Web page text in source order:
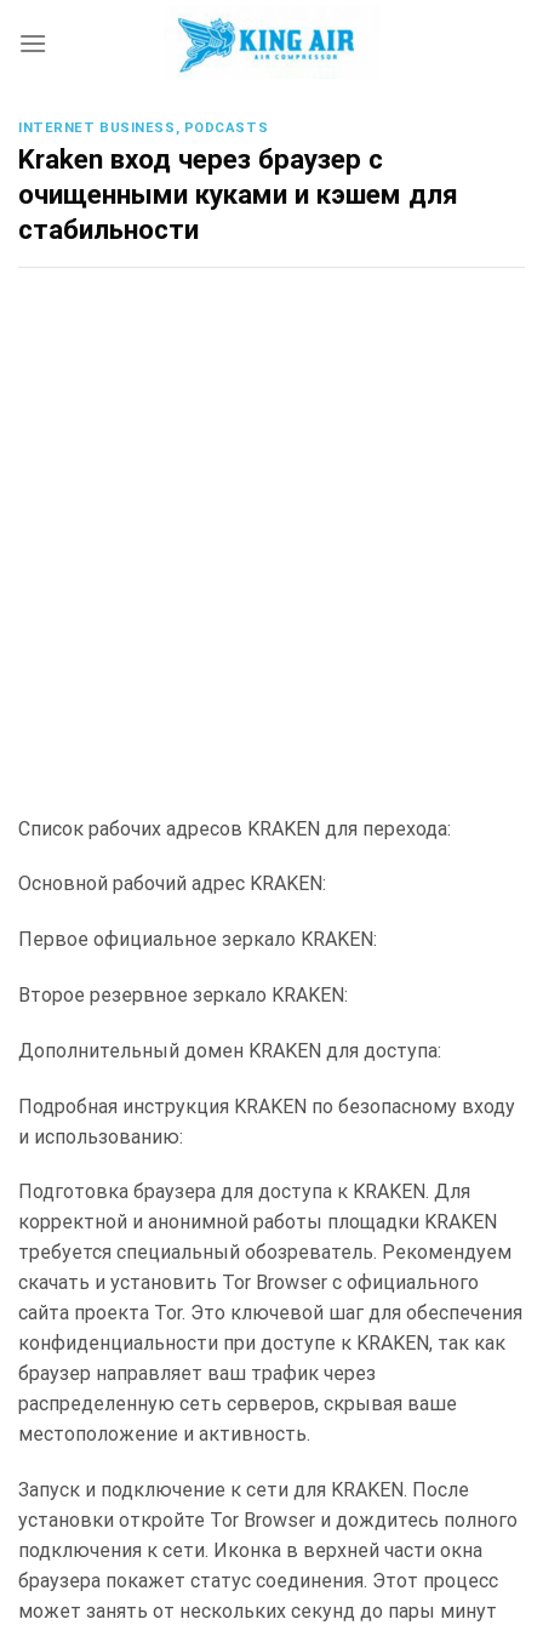
INTERNET BUSINESS, PODCASTS
Kraken вход через браузер с
очищенными куками и кэшем для
стабильности
Список рабочих адресов KRAKEN для перехода:
Основной рабочий адрес KRAKEN:
Первое официальное зеркало KRAKEN:
Второе резервное зеркало KRAKEN:
Дополнительный домен KRAKEN для доступа:
Подробная инструкция KRAKEN по безопасному входу
и использованию:
Подготовка браузера для доступа к KRAKEN. Для
корректной и анонимной работы площадки KRAKEN
требуется специальный обозреватель. Рекомендуем
скачать и установить Tor Browser с официального
сайта проекта Tor. Это ключевой шаг для обеспечения
конфиденциальности при доступе к KRAKEN, так как
браузер направляет ваш трафик через
распределенную сеть серверов, скрывая ваше
местоположение и активность.
Запуск и подключение к сети для KRAKEN. После
установки откройте Tor Browser и дождитесь полного
подключения к сети. Иконка в верхней части окна
браузера покажет статус соединения. Этот процесс
может занять от нескольких секунд до пары минут